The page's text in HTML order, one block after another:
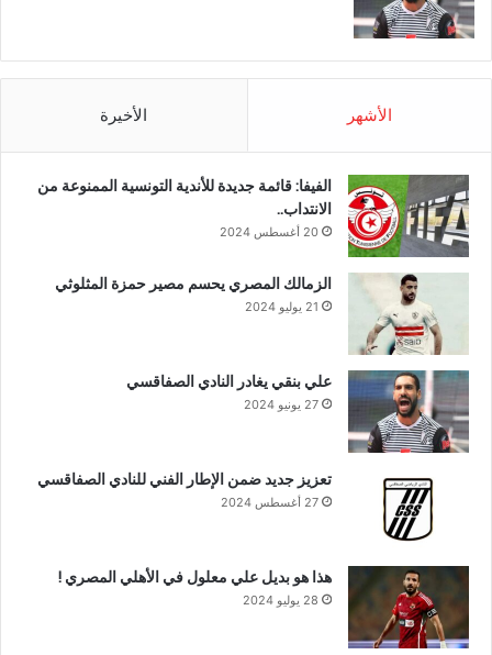
الأشهر الأخيرة
الفيفا: قائمة جديدة للأندية التونسية الممنوعة من
الانتداب..
20 أغسطس 2024
الزمالك المصري يحسم مصير حمزة المثلوثي
21 يوليو 2024
علي بنقي يغادر النادي الصفاقسي
27 يونيو 2024
تعزيز جديد ضمن الإطار الفني للنادي الصفاقسي
27 أغسطس 2024
هذا هو بديل علي معلول في الأهلي المصري !
28 يوليو 2024